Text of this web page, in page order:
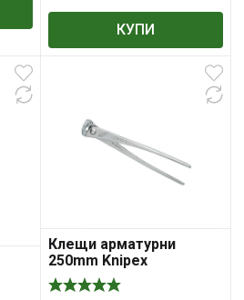
КУПИ
Клещи арматурни
250mm Knipex